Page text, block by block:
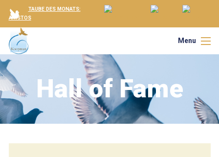
TAUBE DES MONATS:
ARISTOS
Menu
Hall of Fame